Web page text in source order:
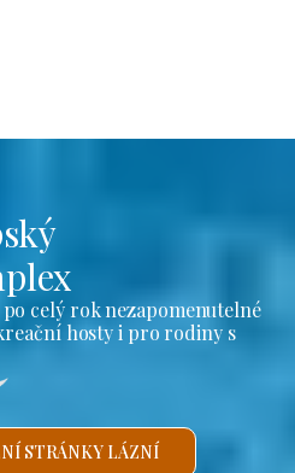
celý rok nezapomenutelné
hosty i pro rodiny s
STRÁNKY LÁZNÍ